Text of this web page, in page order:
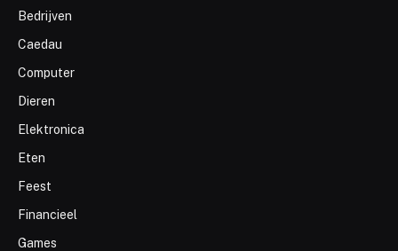
Bedrijven
Caedau
Computer
Dieren
Elektronica
Eten
Feest
Financieel
Games